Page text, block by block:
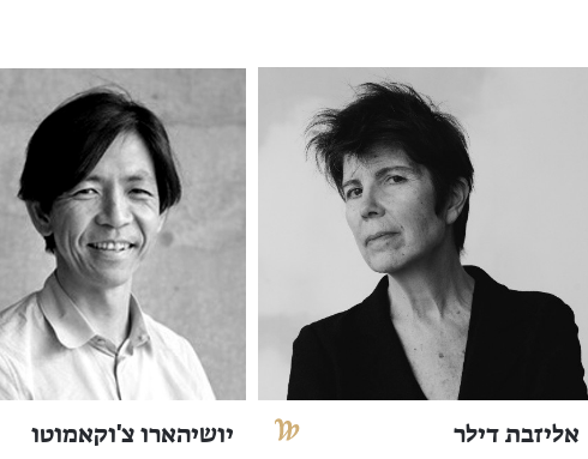
אליזבת דילר יושיהארו צ'וקאמוטו